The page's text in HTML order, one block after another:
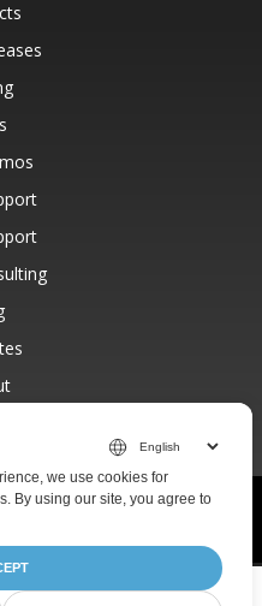
All Rights Reserved.
we use cookies for
By using our site, you agree to